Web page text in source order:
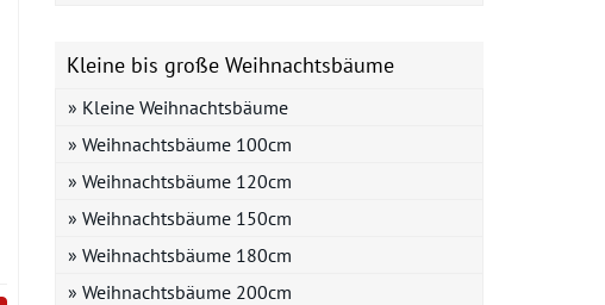
Kleine bis große Weihnachtsbäume
» Kleine Weihnachtsbäume
» Weihnachtsbäume 100cm
» Weihnachtsbäume 120cm
» Weihnachtsbäume 150cm
» Weihnachtsbäume 180cm
» Weihnachtsbäume 200cm